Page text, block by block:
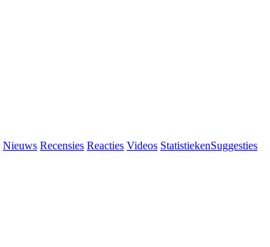
Nieuws Recensies Reacties Videos StatistiekenSuggesties